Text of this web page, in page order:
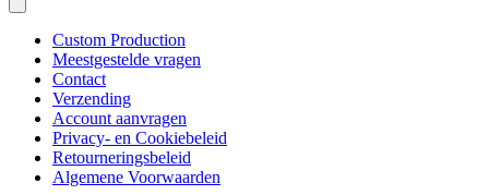
Custom Production
Meestgestelde vragen
Contact
Verzending
Account aanvragen
Privacy- en Cookiebeleid
Retourneringsbeleid
Algemene Voorwaarden